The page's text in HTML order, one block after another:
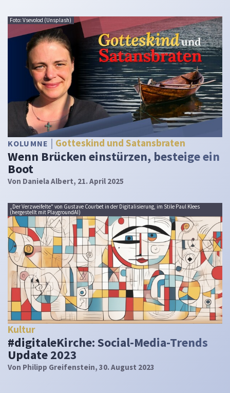
Foto: Vsevolod (Unsplash)
KOLUMNE Gotteskind und Satansbraten
Wenn Brücken einstürzen, besteige ein
Boot
Von Daniela Albert, 21. April 2025
„Der Verzweifelte" von Gustave Courbet in der Digitalisierung, im Stile Paul Klees
(hergestellt mit PlaygroundAI)
Kultur
#digitaleKirche: Social-Media-Trends
Update 2023
Von Philipp Greifenstein, 30. August 2023